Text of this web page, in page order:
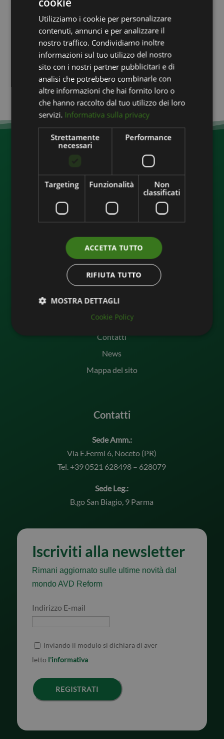
Salute femminile
Salute mentale
Sistema immunitario
Sport
Veterinaria
Azienda
Linee Prodotti
Qual è la tua esigenza
Punti vendita
Trova prodotto
Contatti
News
Mappa del sito
Contatti
Sede Amm.:
Via E.Fermi 6, Noceto (PR)
Tel. +39 0521 628498 – 628079
Sede Leg.:
B.go San Biagio, 9 Parma
Iscriviti alla newsletter
Rimani aggiornato sulle ultime novità dal
mondo AVD Reform
Indirizzo E-mail
Inviando il modulo si dichiara di aver
letto l'informativa
ENGLISH
Utilizziamo i cookie per personalizzare
contenuti, annunci e per analizzare il
nostro traffico. Condividiamo inoltre
informazioni sul tuo utilizzo del nostro
sito con i nostri partner pubblicitari e di
analisi che potrebbero combinarle con
altre informazioni che hai fornito loro o
che hanno raccolto dal tuo utilizzo dei loro
servizi. Informativa sulla privacy
Strettamente
necessari
Performance
Targeting Funzionalità
Non
classificati
ACCETTA TUTTO
RIFIUTA TUTTO
MOSTRA DETTAGLI
Cookie Policy